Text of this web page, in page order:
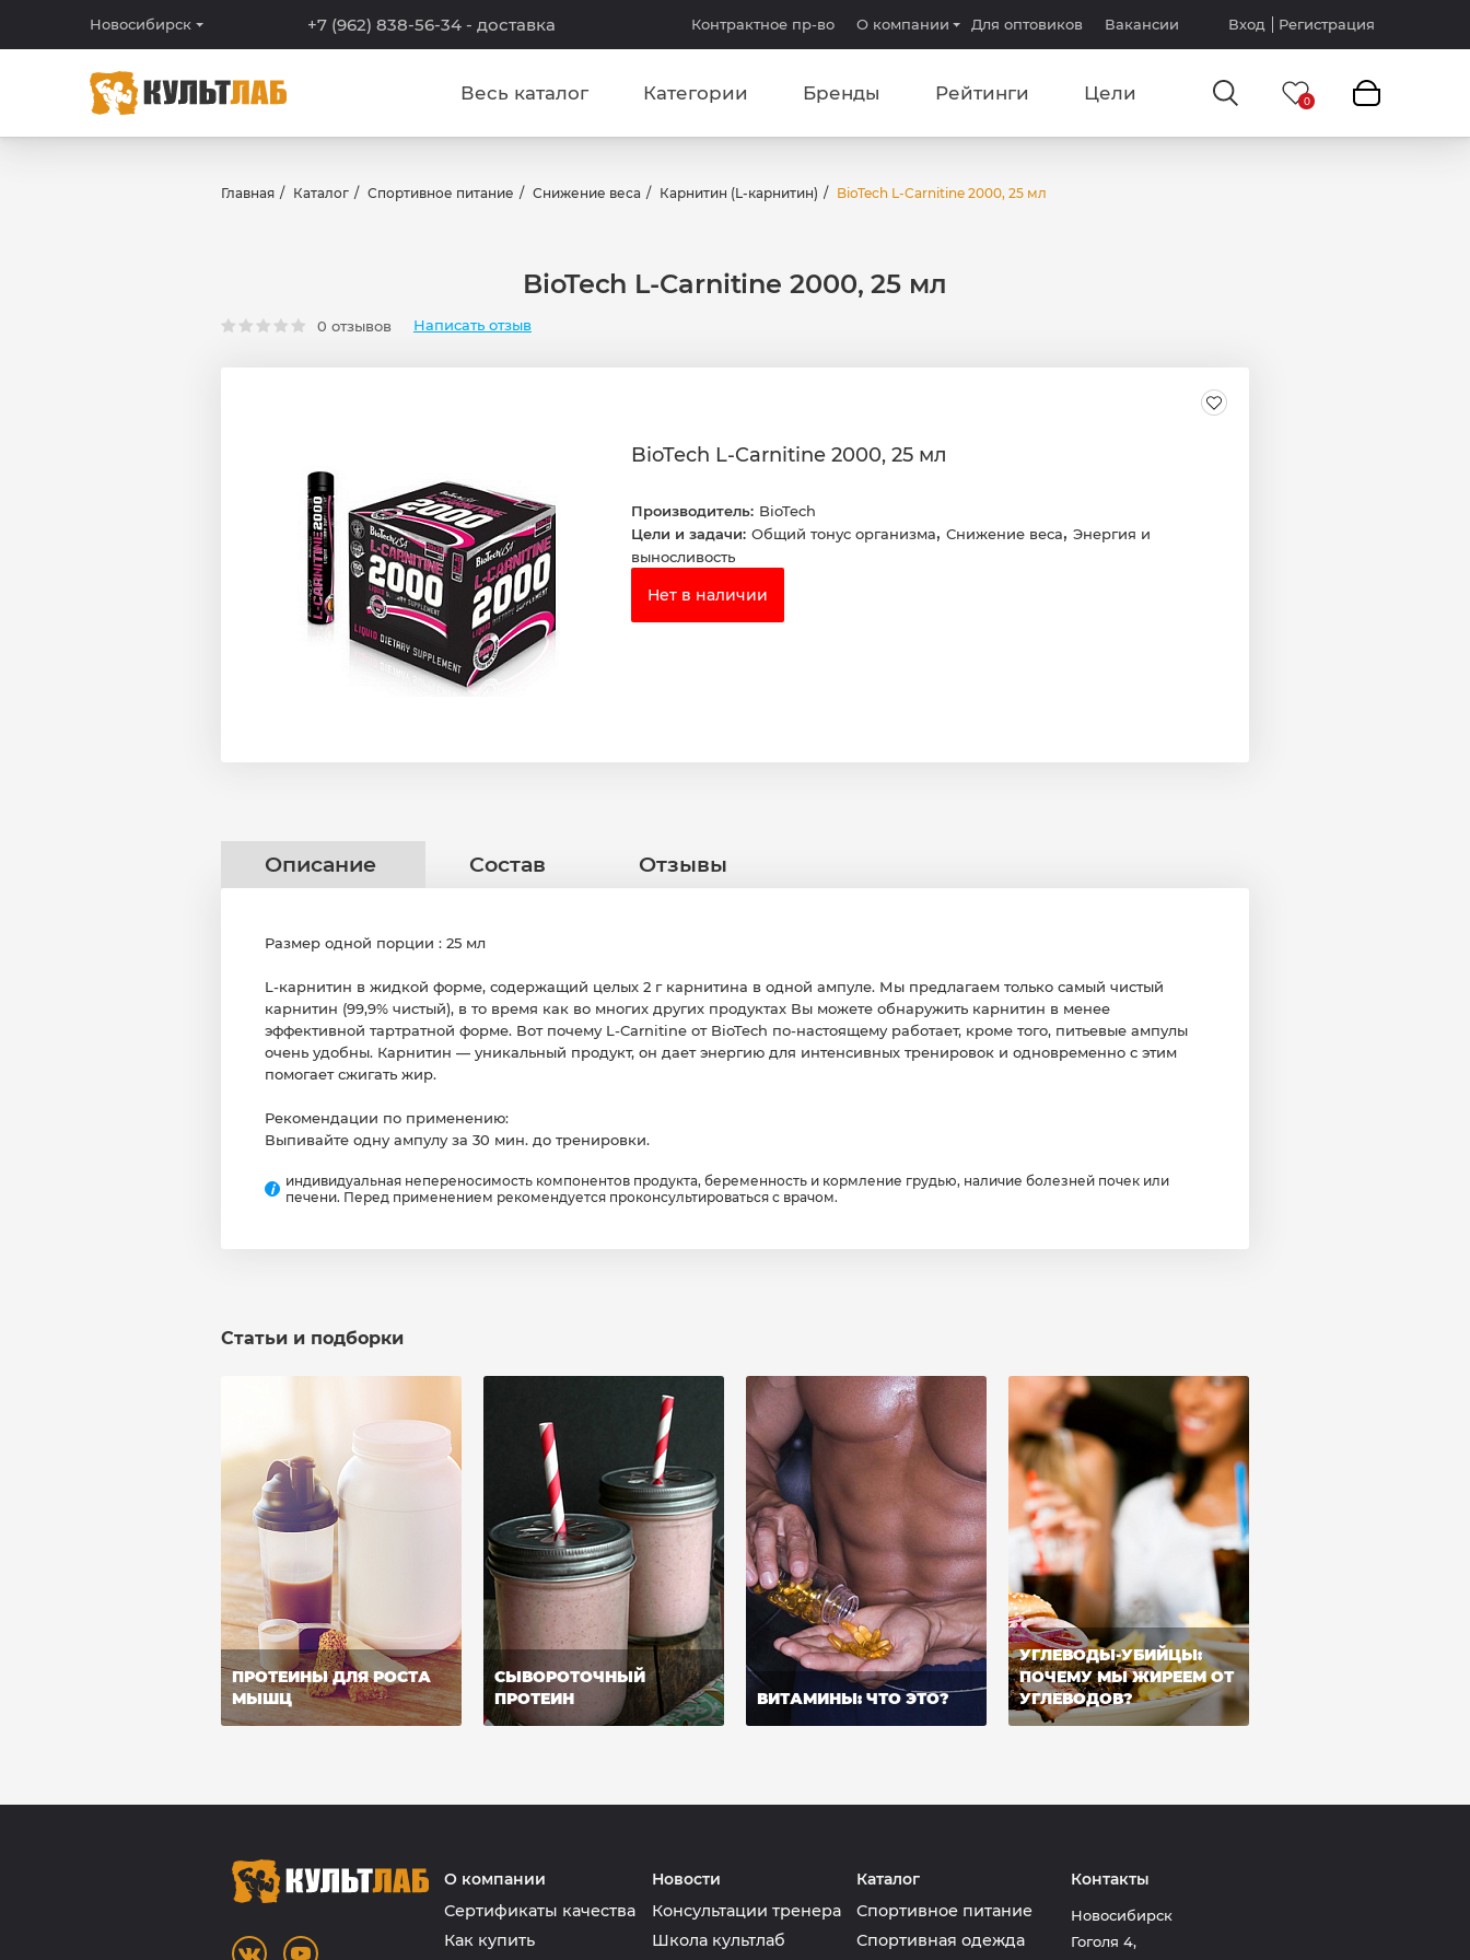
Новосибирск +7 (962) 838-56-34 - доставка Контрактное пр-во О компании Для оптовиков Вакансии Вход Регистрация
Весь каталог Категории Бренды Рейтинги Цели
Главная Каталог Спортивное питание Снижение веса Карнитин (L-карнитин) BioTech L-Carnitine 2000, 25 мл
BioTech L-Carnitine 2000, 25 мл
0 отзывов Написать отзыв
BioTech L-Carnitine 2000, 25 мл
Производитель: BioTech
Цели и задачи: Общий тонус организма, Снижение веса, Энергия и
выносливость
Нет в наличии
Описание Состав Отзывы
Размер одной порции : 25 мл
L-карнитин в жидкой форме, содержащий целых 2 г карнитина в одной ампуле. Мы предлагаем только самый чистый
карнитин (99,9% чистый), в то время как во многих других продуктах Вы можете обнаружить карнитин в менее
эффективной тартратной форме. Вот почему L-Carnitine от BioTech по-настоящему работает, кроме того, питьевые ампулы
очень удобны. Карнитин — уникальный продукт, он дает энергию для интенсивных тренировок и одновременно с этим
помогает сжигать жир.
Рекомендации по применению:
Выпивайте одну ампулу за 30 мин. до тренировки.
i
индивидуальная непереносимость компонентов продукта, беременность и кормление грудью, наличие болезней почек или
печени. Перед применением рекомендуется проконсультироваться с врачом.
Статьи и подборки
ПРОТЕИНЫ ДЛЯ РОСТА
МЫШЦ
СЫВОРОТОЧНЫЙ
ПРОТЕИН
ВИТАМИНЫ: ЧТО ЭТО?
УГЛЕВОДЫ-УБИЙЦЫ:
ПОЧЕМУ МЫ ЖИРЕЕМ ОТ
УГЛЕВОДОВ?
О компании
Сертификаты качества
Как купить
Новости
Консультации тренера
Школа культлаб
Каталог
Спортивное питание
Спортивная одежда
Контакты
Новосибирск
Гоголя 4,